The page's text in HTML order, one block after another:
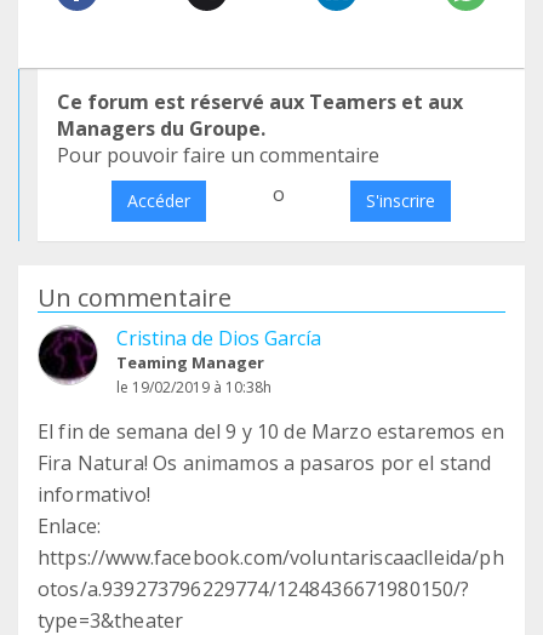
Ce forum est réservé aux Teamers et aux
Managers du Groupe.
Pour pouvoir faire un commentaire
Accéder o S'inscrire
Un commentaire
Cristina de Dios García
Teaming Manager
le 19/02/2019 à 10:38h
El fin de semana del 9 y 10 de Marzo estaremos en
Fira Natura! Os animamos a pasaros por el stand
informativo!
Enlace:
https://www.facebook.com/voluntariscaaclleida/ph
otos/a.939273796229774/1248436671980150/?
type=3&theater